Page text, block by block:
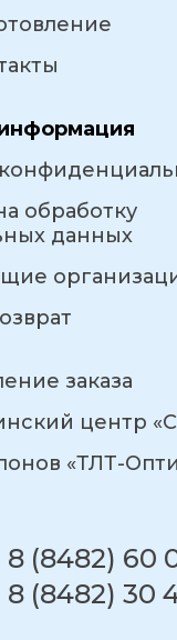
обработку
данных
заказа
центр
«ТЛТ-
8 (8482) 60
8 (8482) 30